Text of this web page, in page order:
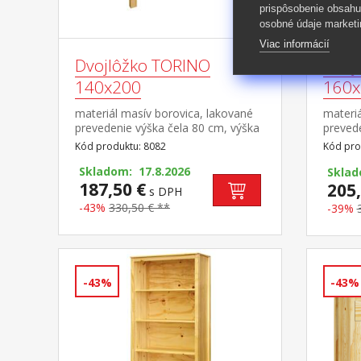
Dvojlôžko TORINO
140x200
materiál masív borovica, lakované
prevedenie výška čela 80 cm, výška
sedu 38 cm, cena bez roštu a
matraca minimálna odporúčaná
výška matraca 15 cm odporúčaný
rozmer matraca 140 × 200 cm a
rošt R3 odporúčaná nosnosť do 120
kg na každej polovici postele
Kód produktu: 8082
Skladom: 17.8.2026
187,50 € s DPH
-43% 330,50 € **
sedu
výška
alebo
Kód
-39%
-43% -43%
prispôsobenie
osobné údaje
Viac informácií